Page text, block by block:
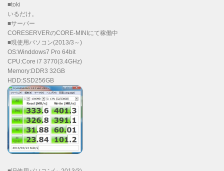
■toki
いるだけ。
■サーバー
CORESERVERのCORE-MINIにて稼働中
■現使用パソコン(2013/3～)
OS:Winddows7 Pro 64bit
CPU:Core i7 3770(3.4GHz)
Memory:DDR3 32GB
HDD:SSD256GB